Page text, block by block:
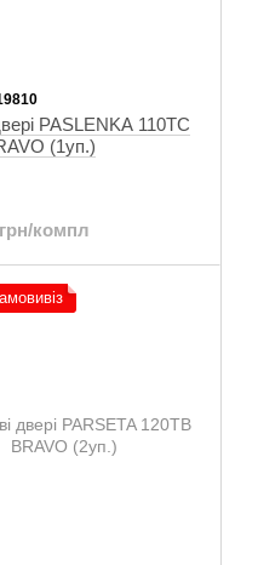
PASLENKA 110TC
(1уп.)
компл